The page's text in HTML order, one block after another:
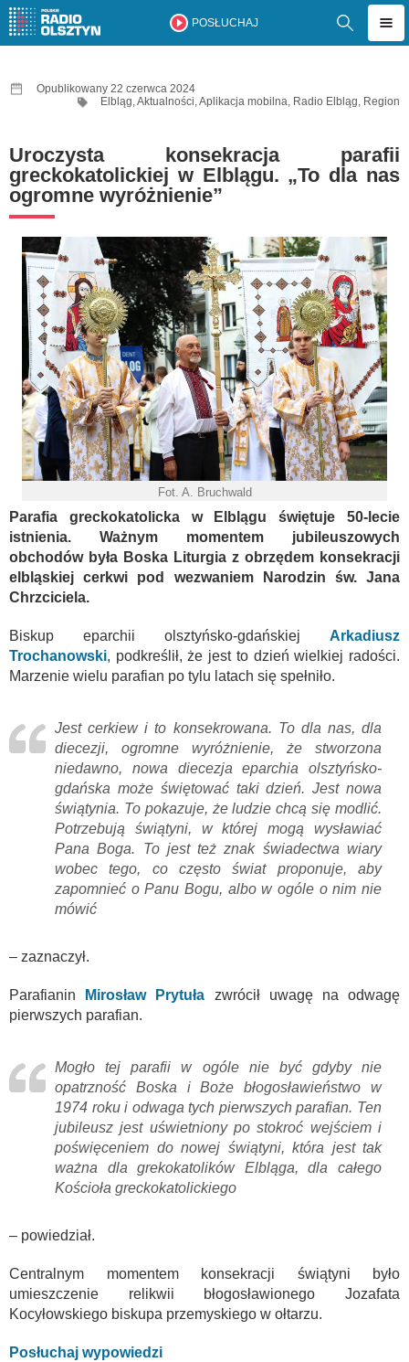
POSŁUCHAJ
Opublikowany 22 czerwca 2024
Elbląg,Aktualności,Aplikacja mobilna, Radio Elbląg, Region
Uroczysta konsekracja parafii
greckokatolickiej w Elblągu. „To dla nas
ogromne wyróżnienie”
Fot. A. Bruchwald
Parafia greckokatolicka w Elblągu świętuje 50-lecie
istnienia. Ważnym momentem jubileuszowych
obchodów była Boska Liturgia z obrzędem konsekracji
elbląskiej cerkwi pod wezwaniem Narodzin św. Jana
Chrzciciela.
Biskup eparchii olsztyńsko-gdańskiej Arkadiusz
Trochanowski, podkreślił, że jest to dzień wielkiej radości.
Marzenie wielu parafian po tylu latach się spełniło.
Jest cerkiew i to konsekrowana. To dla nas, dla
diecezji, ogromne wyróżnienie, że stworzona
niedawno, nowa diecezja eparchia olsztyńsko-
gdańska może świętować taki dzień. Jest nowa
świątynia. To pokazuje, że ludzie chcą się modlić.
Potrzebują świątyni, w której mogą wysławiać
Pana Boga. To jest też znak świadectwa wiary
wobec tego, co często świat proponuje, aby
zapomnieć o Panu Bogu, albo w ogóle o nim nie
mówić
– zaznaczył.
Parafianin Mirosław Prytuła zwrócił uwagę na odwagę
pierwszych parafian.
Mogło tej parafii w ogóle nie być gdyby nie
opatrzność Boska i Boże błogosławieństwo w
1974 roku i odwaga tych pierwszych parafian. Ten
jubileusz jest uświetniony po stokroć wejściem i
poświęceniem do nowej świątyni, która jest tak
ważna dla grekokatolików Elbląga, dla całego
Kościoła greckokatolickiego
– powiedział.
Centralnym momentem konsekracji świątyni było
umieszczenie relikwii błogosławionego Jozafata
Kocyłowskiego biskupa przemyskiego w ołtarzu.
Posłuchaj wypowiedzi